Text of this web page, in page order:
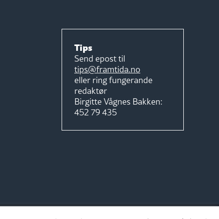
Tips
Send epost til
tips@framtida.no
eller ring fungerande
redaktør
Birgitte Vågnes Bakken:
452 79 435